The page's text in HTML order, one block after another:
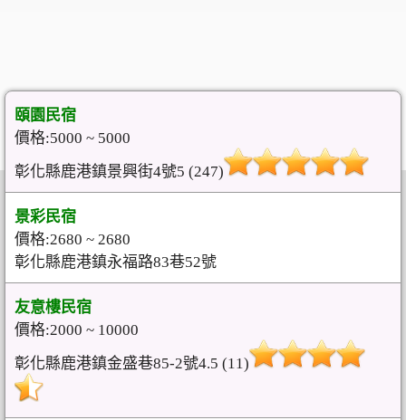
頤園民宿
價格:5000 ~ 5000
彰化縣鹿港鎮景興街4號5 (247)
景彩民宿
價格:2680 ~ 2680
彰化縣鹿港鎮永福路83巷52號
友意樓民宿
價格:2000 ~ 10000
彰化縣鹿港鎮金盛巷85-2號4.5 (11)